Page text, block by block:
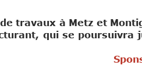
travaux à Metz et
qui se poursuivra